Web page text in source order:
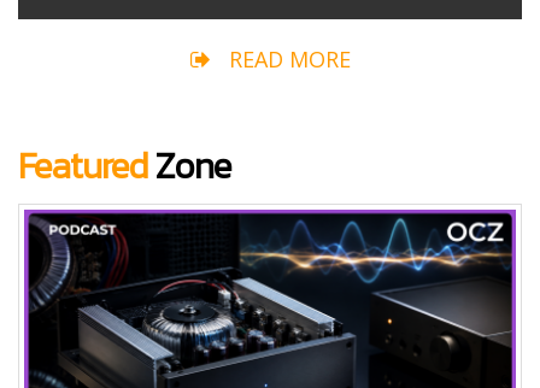
READ MORE
FeaturedZone